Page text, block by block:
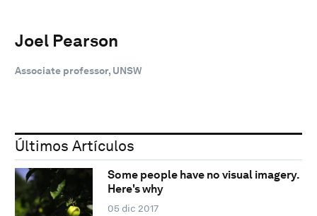
Joel Pearson
Associate professor, UNSW
Últimos Artículos
Some people have no visual imagery.
Here's why
05 dic 2017